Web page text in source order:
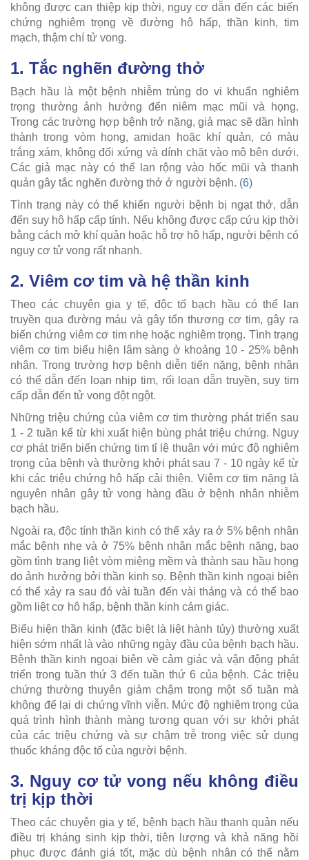
không được can thiệp kịp thời, nguy cơ dẫn đến các biến
chứng nghiêm trọng về đường hô hấp, thần kinh, tim
mạch, thậm chí tử vong.
1. Tắc nghẽn đường thở
Bạch hầu là một bệnh nhiễm trùng do vi khuẩn nghiêm
trọng thường ảnh hưởng đến niêm mạc mũi và họng.
Trong các trường hợp bệnh trở nặng, giả mạc sẽ dần hình
thành trong vòm họng, amidan hoặc khí quản, có màu
trắng xám, không đối xứng và dính chặt vào mô bên dưới.
Các giả mạc này có thể lan rộng vào hốc mũi và thanh
quản gây tắc nghẽn đường thở ở người bệnh. (6)
Tình trạng này có thể khiến người bệnh bị ngạt thở, dẫn
đến suy hô hấp cấp tính. Nếu không được cấp cứu kịp thời
bằng cách mở khí quản hoặc hỗ trợ hô hấp, người bệnh có
nguy cơ tử vong rất nhanh.
2. Viêm cơ tim và hệ thần kinh
Theo các chuyên gia y tế, độc tố bạch hầu có thể lan
truyền qua đường máu và gây tổn thương cơ tim, gây ra
biến chứng viêm cơ tim nhẹ hoặc nghiêm trọng. Tình trạng
viêm cơ tim biểu hiện lâm sàng ở khoảng 10 - 25% bệnh
nhân. Trong trường hợp bệnh diễn tiến nặng, bệnh nhân
có thể dẫn đến loạn nhịp tim, rối loạn dẫn truyền, suy tim
cấp dẫn đến tử vong đột ngột.
Những triệu chứng của viêm cơ tim thường phát triển sau
1 - 2 tuần kể từ khi xuất hiện bùng phát triệu chứng. Nguy
cơ phát triển biến chứng tim tỉ lệ thuận với mức độ nghiêm
trọng của bệnh và thường khởi phát sau 7 - 10 ngày kể từ
khi các triệu chứng hô hấp cải thiện. Viêm cơ tim nặng là
nguyên nhân gây tử vong hàng đầu ở bệnh nhân nhiễm
bạch hầu.
Ngoài ra, độc tính thần kinh có thể xảy ra ở 5% bệnh nhân
mắc bệnh nhẹ và ở 75% bệnh nhân mắc bệnh nặng, bao
gồm tình trạng liệt vòm miệng mềm và thành sau hầu họng
do ảnh hưởng bởi thần kinh sọ. Bệnh thần kinh ngoại biên
có thể xảy ra sau đó vài tuần đến vài tháng và có thể bao
gồm liệt cơ hô hấp, bệnh thần kinh cảm giác.
Biểu hiện thần kinh (đặc biệt là liệt hành tủy) thường xuất
hiện sớm nhất là vào những ngày đầu của bệnh bạch hầu.
Bệnh thần kinh ngoại biên về cảm giác và vận động phát
triển trong tuần thứ 3 đến tuần thứ 6 của bệnh. Các triệu
chứng thường thuyên giảm chậm trong một số tuần mà
không để lại di chứng vĩnh viễn. Mức độ nghiêm trọng của
quá trình hình thành màng tương quan với sự khởi phát
của các triệu chứng và sự chậm trễ trong việc sử dụng
thuốc kháng độc tố của người bệnh.
3. Nguy cơ tử vong nếu không điều
trị kịp thời
Theo các chuyên gia y tế, bệnh bạch hầu thanh quản nếu
điều trị kháng sinh kịp thời, tiên lượng và khả năng hồi
phục được đánh giá tốt, mặc dù bệnh nhân có thể nằm